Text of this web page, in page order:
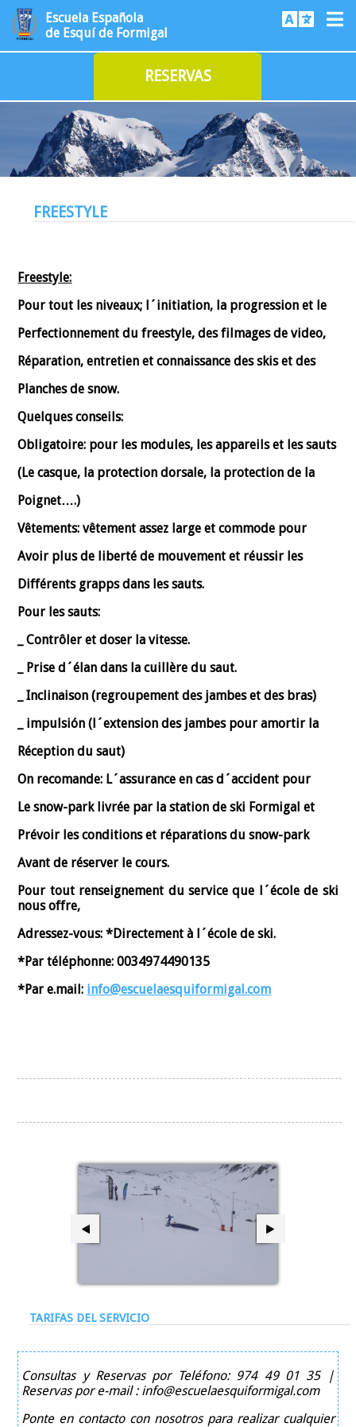
Escuela Española
de Esquí de Formigal
RESERVAS
FREESTYLE
Freestyle:
Pour tout les niveaux; l´initiation, la progression et le
Perfectionnement du freestyle, des filmages de video,
Réparation, entretien et connaissance des skis et des
Planches de snow.
Quelques conseils:
Obligatoire: pour les modules, les appareils et les sauts
(Le casque, la protection dorsale, la protection de la
Poignet….)
Vêtements:vêtement assez large et commode pour
Avoir plus de liberté de mouvement et réussir les
Différents grapps dans les sauts.
Pour les sauts:
_ Contrôler et doser la vitesse.
_ Prise d´élan dans la cuillère du saut.
_ Inclinaison (regroupement des jambes et des bras)
_ impulsión (l´extension des jambes pour amortir la
Réception du saut)
On recomande: L´assurance en cas d´accident pour
Le snow-park livrée par la station de ski Formigal et
Prévoir les conditions et réparations du snow-park
Avant de réserver le cours.
Pour tout renseignement du service que l´école de ski
nous offre,
Adressez-vous: *Directement à l´école de ski.
*Par téléphonne: 0034974490135
*Par e.mail: info@escuelaesquiformigal.com
TARIFAS DEL SERVICIO
Consultas y Reservas por Teléfono: 974 49 01 35 |
Reservas por e-mail : info@escuelaesquiformigal.com
Ponte en contacto con nosotros para realizar cualquier